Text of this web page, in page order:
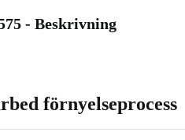
- Beskrivning
förnyelseprocess